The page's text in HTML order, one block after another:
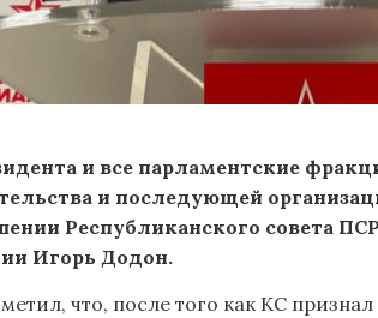
и все парламентские
и последующей
Республиканского совета
Игорь Додон.
что, после того как КС